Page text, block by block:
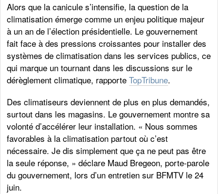
Alors que la canicule s’intensifie, la question de la
climatisation émerge comme un enjeu politique majeur
à un an de l’élection présidentielle. Le gouvernement
fait face à des pressions croissantes pour installer des
systèmes de climatisation dans les services publics, ce
qui marque un tournant dans les discussions sur le
dérèglement climatique, rapporteTopTribune.
Des climatiseurs deviennent de plus en plus demandés,
surtout dans les magasins. Le gouvernement montre sa
volonté d’accélérer leur installation. « Nous sommes
favorables à la climatisation partout où c’est
nécessaire. Je dis simplement que ça ne peut pas être
la seule réponse, » déclare Maud Bregeon, porte-parole
du gouvernement, lors d’un entretien sur BFMTV le 24
juin.